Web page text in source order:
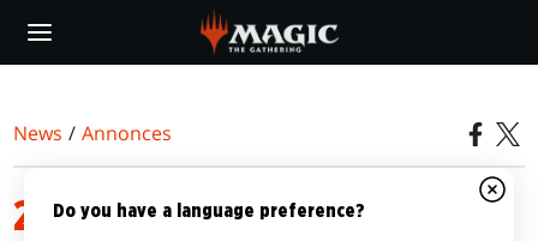
main
News /Annonces
24 AVRIL 2017 ANNONCE DES
Do you have a language preference?